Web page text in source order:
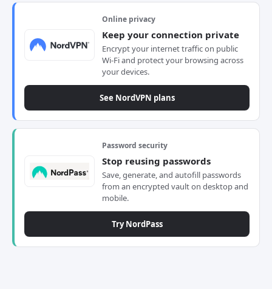
Online privacy
Keep your connection private
Encrypt your internet traffic on public
Wi-Fi and protect your browsing across
your devices.
See NordVPN plans
Password security
Stop reusing passwords
Save, generate, and autofill passwords
from an encrypted vault on desktop and
mobile.
Try NordPass